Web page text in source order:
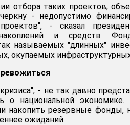
отбора таких проектов,
- недопустимо
проектов", - сказал
и средств
называемых "длинных"
окупаемых
- не так давно
о национальной
накопить резервные фонды,
ожиданий.